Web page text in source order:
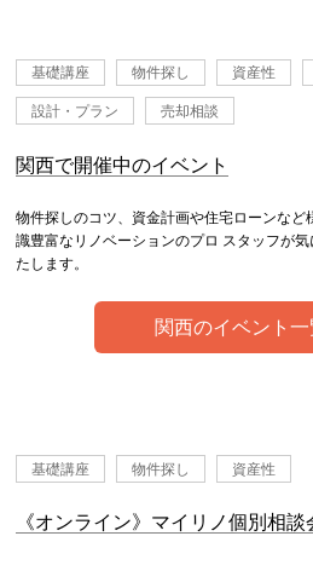
基礎講座 物件探し 資産性
設計・プラン 売却相談
関西で開催中のイベント
物件探しのコツ、資金計画や住宅ローンなど
識豊富なリノベーションのプロ スタッフが
たします。
関西のイベント一
基礎講座 物件探し 資産性
《オンライン》マイリノ個別相談